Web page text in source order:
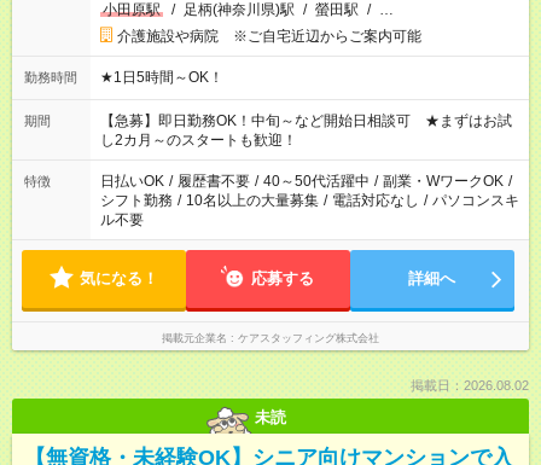
小田原駅
/ 足柄(神奈川県)駅 / 螢田駅 / …
介護施設や病院 ※ご自宅近辺からご案内可能
勤務時間 ★1日5時間～OK！
期間
【急募】即日勤務OK！中旬～など開始日相談可 ★まずはお試
し2カ月～のスタートも歓迎！
特徴 日払いOK / 履歴書不要 / 40～50代活躍中 / 副業・WワークOK /
シフト勤務 / 10名以上の大量募集 / 電話対応なし / パソコンスキ
ル不要
気になる！ 応募する 詳細へ
掲載元企業名 ケアスタッフィング株式会社
掲載日：2026.08.02
未読
【無資格・未経験OK】シニア向けマンションで入